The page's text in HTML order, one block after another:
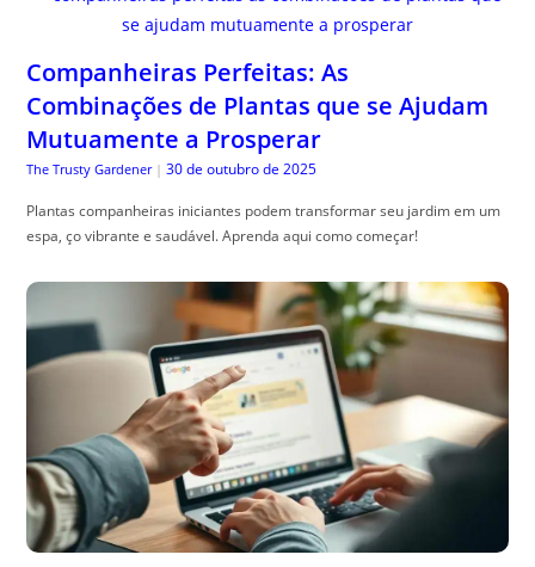
Companheiras Perfeitas: As
Combinações de Plantas que se Ajudam
Mutuamente a Prosperar
The Trusty Gardener | 30 de outubro de 2025
Plantas companheiras iniciantes podem transformar seu jardim em um
espa, ço vibrante e saudável. Aprenda aqui como começar!